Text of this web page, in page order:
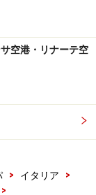
空港・リナーテ空
> イタリア
>
>